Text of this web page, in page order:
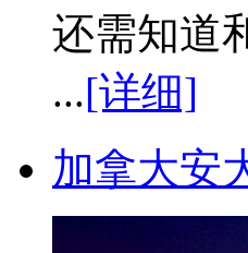
还需知道
...[详细]
加拿大安